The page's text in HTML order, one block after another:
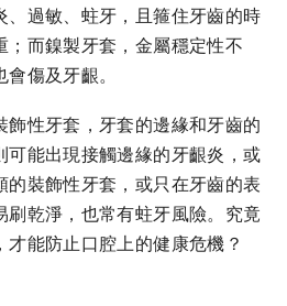
、過敏、蛀牙，且箍住牙齒的時
；而鎳製牙套，金屬穩定性不
傷及牙齦。
飾性牙套，牙套的邊緣和牙齒的
可能出現接觸邊緣的牙齦炎，或
的裝飾性牙套，或只在牙齒的表
刷乾淨，也常有蛀牙風險。究竟
能防止口腔上的健康危機？